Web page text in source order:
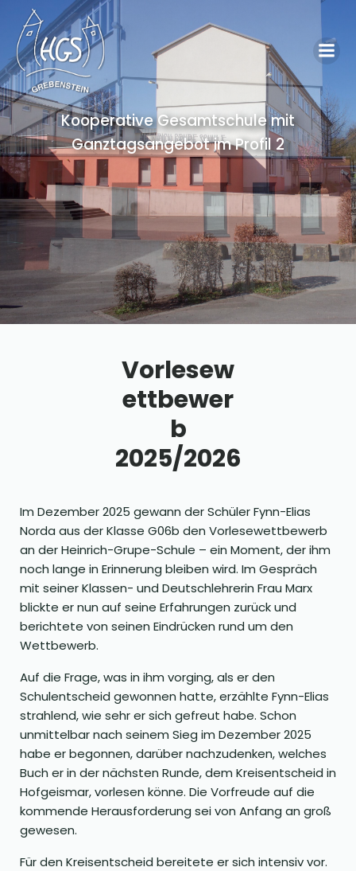
Kooperative Gesamtschule mit
Ganztagsangebot im Profil 2
Vorlesew
ettbewer
b
2025/2026
Im Dezember 2025 gewann der Schüler Fynn-Elias
Norda aus der Klasse G06b den Vorlesewettbewerb
an der Heinrich-Grupe-Schule – ein Moment, der ihm
noch lange in Erinnerung bleiben wird. Im Gespräch
mit seiner Klassen- und Deutschlehrerin Frau Marx
blickte er nun auf seine Erfahrungen zurück und
berichtete von seinen Eindrücken rund um den
Wettbewerb.
Auf die Frage, was in ihm vorging, als er den
Schulentscheid gewonnen hatte, erzählte Fynn-Elias
strahlend, wie sehr er sich gefreut habe. Schon
unmittelbar nach seinem Sieg im Dezember 2025
habe er begonnen, darüber nachzudenken, welches
Buch er in der nächsten Runde, dem Kreisentscheid in
Hofgeismar, vorlesen könne. Die Vorfreude auf die
kommende Herausforderung sei von Anfang an groß
gewesen.
Für den Kreisentscheid bereitete er sich intensiv vor.